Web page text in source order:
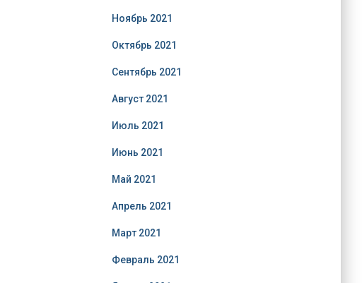
Ноябрь 2021
Октябрь 2021
Сентябрь 2021
Август 2021
Июль 2021
Июнь 2021
Май 2021
Апрель 2021
Март 2021
Февраль 2021